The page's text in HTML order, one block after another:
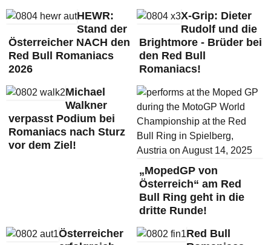
HEWR:
Stand der
Österreicher NACH den
Red Bull Romaniacs
2026
X-Grip: Dieter
Rudolf und die
Brightmore - Brüder bei
den Red Bull
Romaniacs!
Michael
Walkner
verpasst Podium bei
Romaniacs nach Sturz
vor dem Ziel!
„MopedGP von
Österreich“ am Red
Bull Ring geht in die
dritte Runde!
Österreicher
Red Bull